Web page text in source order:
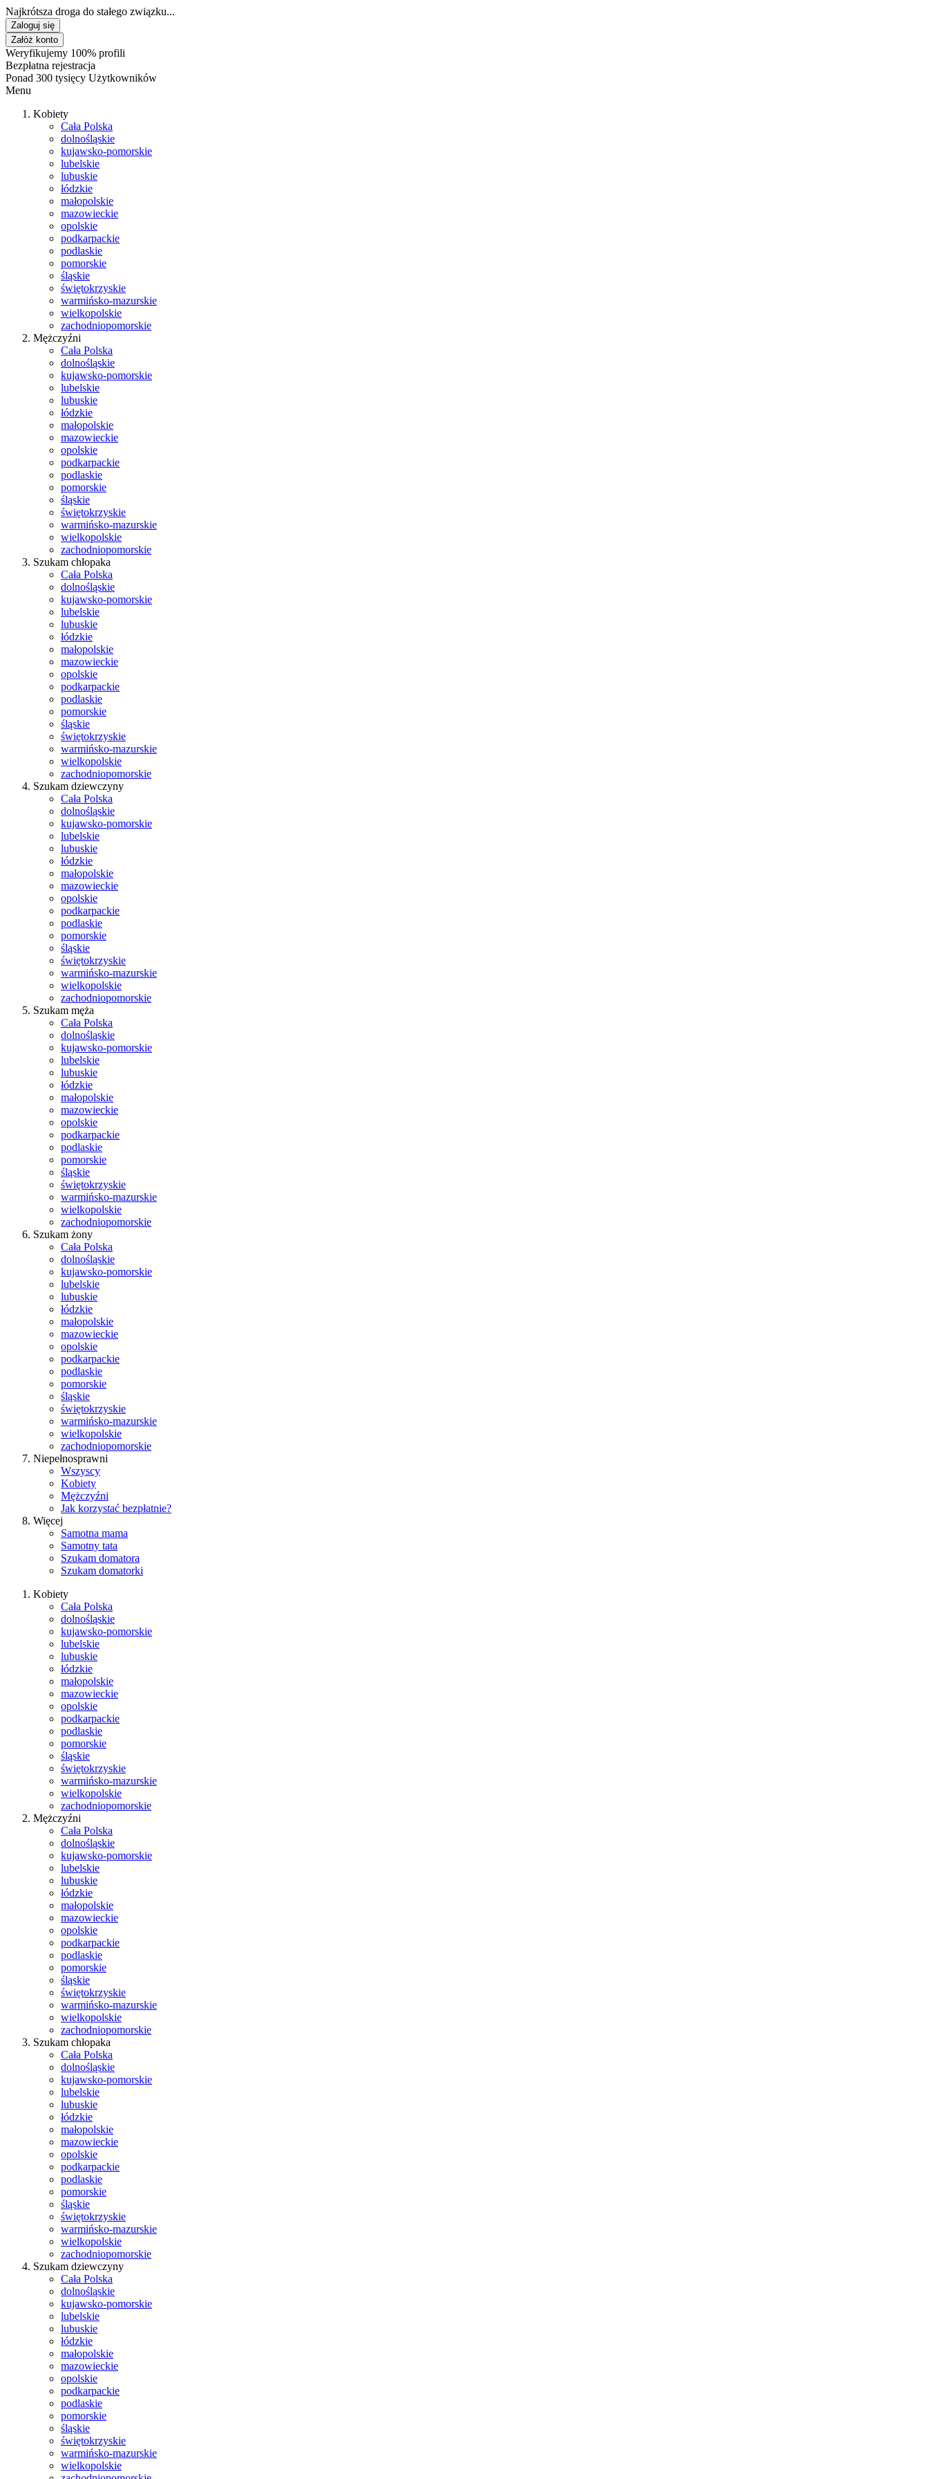
Najkrótsza droga do stałego związku...
Zaloguj się
Załóż konto
Weryfikujemy 100% profili
Bezpłatna rejestracja
Ponad 300 tysięcy Użytkowników
Menu
Kobiety
Cała Polska
dolnośląskie
kujawsko-pomorskie
lubelskie
lubuskie
łódzkie
małopolskie
mazowieckie
opolskie
podkarpackie
podlaskie
pomorskie
śląskie
świętokrzyskie
warmińsko-mazurskie
wielkopolskie
zachodniopomorskie
Mężczyźni
Cała Polska
dolnośląskie
kujawsko-pomorskie
lubelskie
lubuskie
łódzkie
małopolskie
mazowieckie
opolskie
podkarpackie
podlaskie
pomorskie
śląskie
świętokrzyskie
warmińsko-mazurskie
wielkopolskie
zachodniopomorskie
Szukam chłopaka
Cała Polska
dolnośląskie
kujawsko-pomorskie
lubelskie
lubuskie
łódzkie
małopolskie
mazowieckie
opolskie
podkarpackie
podlaskie
pomorskie
śląskie
świętokrzyskie
warmińsko-mazurskie
wielkopolskie
zachodniopomorskie
Szukam dziewczyny
Cała Polska
dolnośląskie
kujawsko-pomorskie
lubelskie
lubuskie
łódzkie
małopolskie
mazowieckie
opolskie
podkarpackie
podlaskie
pomorskie
śląskie
świętokrzyskie
warmińsko-mazurskie
wielkopolskie
zachodniopomorskie
Szukam męża
Cała Polska
dolnośląskie
kujawsko-pomorskie
lubelskie
lubuskie
łódzkie
małopolskie
mazowieckie
opolskie
podkarpackie
podlaskie
pomorskie
śląskie
świętokrzyskie
warmińsko-mazurskie
wielkopolskie
zachodniopomorskie
Szukam żony
Cała Polska
dolnośląskie
kujawsko-pomorskie
lubelskie
lubuskie
łódzkie
małopolskie
mazowieckie
opolskie
podkarpackie
podlaskie
pomorskie
śląskie
świętokrzyskie
warmińsko-mazurskie
wielkopolskie
zachodniopomorskie
Niepełnosprawni
Wszyscy
Kobiety
Mężczyźni
Jak korzystać bezpłatnie?
Więcej
Samotna mama
Samotny tata
Szukam domatora
Szukam domatorki
Kobiety
Cała Polska
dolnośląskie
kujawsko-pomorskie
lubelskie
lubuskie
łódzkie
małopolskie
mazowieckie
opolskie
podkarpackie
podlaskie
pomorskie
śląskie
świętokrzyskie
warmińsko-mazurskie
wielkopolskie
zachodniopomorskie
Mężczyźni
Cała Polska
dolnośląskie
kujawsko-pomorskie
lubelskie
lubuskie
łódzkie
małopolskie
mazowieckie
opolskie
podkarpackie
podlaskie
pomorskie
śląskie
świętokrzyskie
warmińsko-mazurskie
wielkopolskie
zachodniopomorskie
Szukam chłopaka
Cała Polska
dolnośląskie
kujawsko-pomorskie
lubelskie
lubuskie
łódzkie
małopolskie
mazowieckie
opolskie
podkarpackie
podlaskie
pomorskie
śląskie
świętokrzyskie
warmińsko-mazurskie
wielkopolskie
zachodniopomorskie
Szukam dziewczyny
Cała Polska
dolnośląskie
kujawsko-pomorskie
lubelskie
lubuskie
łódzkie
małopolskie
mazowieckie
opolskie
podkarpackie
podlaskie
pomorskie
śląskie
świętokrzyskie
warmińsko-mazurskie
wielkopolskie